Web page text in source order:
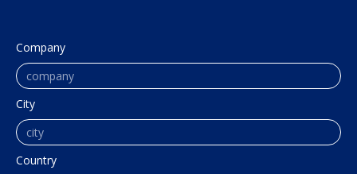
Company
City
Country